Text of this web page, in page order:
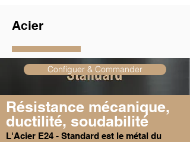
Acier
Configuer & Commander
Résistance mécanique,
ductilité, soudabilité
L'Acier E24 - Standard est le métal du